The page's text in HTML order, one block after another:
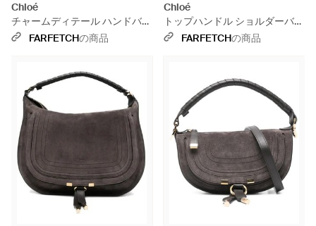
Chloé
チャームディテール ハンドバッ
グ - グレー
FARFETCHの商品
Chloé
トップハンドル ショルダーバッ
グ M - グレー
FARFETCHの商品